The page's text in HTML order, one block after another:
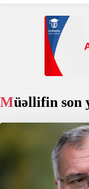
Müəllifin son